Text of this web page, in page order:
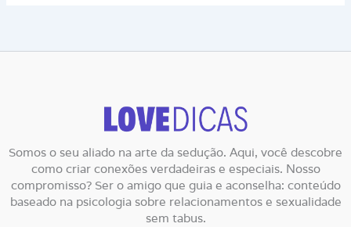
Somos o seu aliado na arte da sedução. Aqui, você descobre
como criar conexões verdadeiras e especiais. Nosso
compromisso? Ser o amigo que guia e aconselha: conteúdo
baseado na psicologia sobre relacionamentos e sexualidade
sem tabus.